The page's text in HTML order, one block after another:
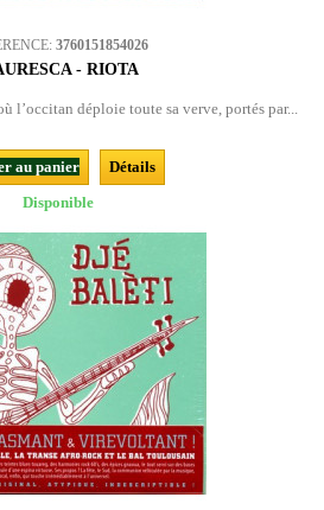
3760151854026
- RIOTA
l’occitan déploie toute sa verve, portés par...
au panier
Détails
Disponible